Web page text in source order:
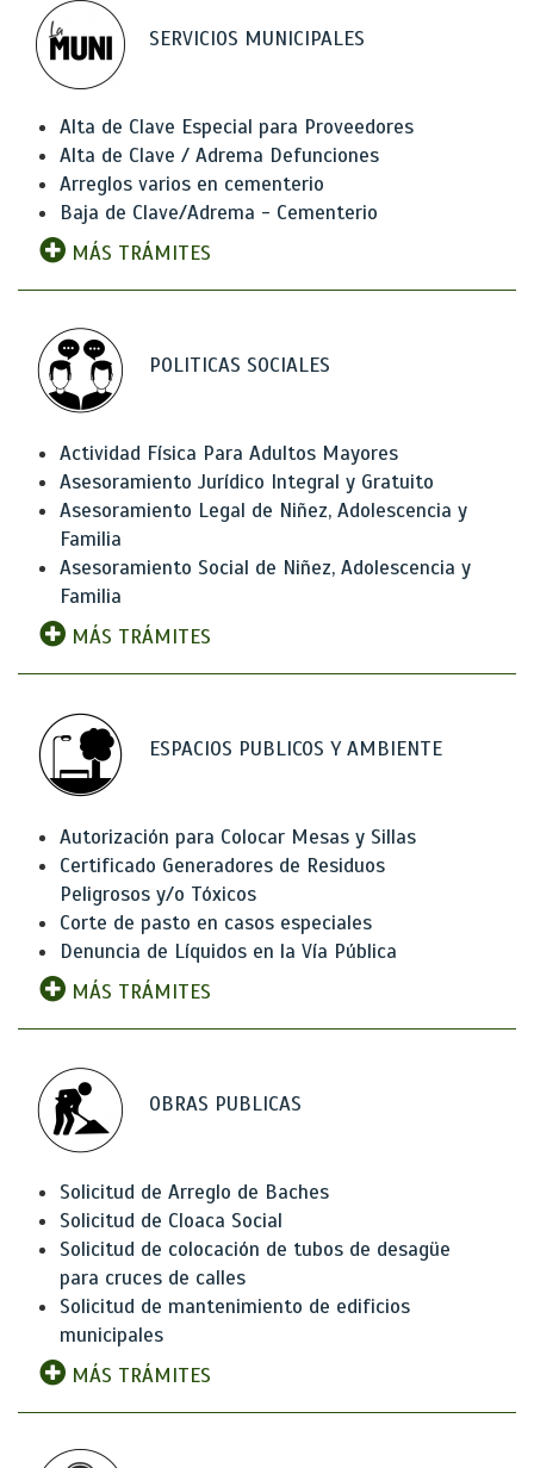
SERVICIOS MUNICIPALES
Alta de Clave Especial para Proveedores
Alta de Clave / Adrema Defunciones
Arreglos varios en cementerio
Baja de Clave/Adrema - Cementerio
MÁS TRÁMITES
POLITICAS SOCIALES
Actividad Física Para Adultos Mayores
Asesoramiento Jurídico Integral y Gratuito
Asesoramiento Legal de Niñez, Adolescencia y
Familia
Asesoramiento Social de Niñez, Adolescencia y
Familia
MÁS TRÁMITES
ESPACIOS PUBLICOS Y AMBIENTE
Autorización para Colocar Mesas y Sillas
Certificado Generadores de Residuos
Peligrosos y/o Tóxicos
Corte de pasto en casos especiales
Denuncia de Líquidos en la Vía Pública
MÁS TRÁMITES
OBRAS PUBLICAS
Solicitud de Arreglo de Baches
Solicitud de Cloaca Social
Solicitud de colocación de tubos de desagüe
para cruces de calles
Solicitud de mantenimiento de edificios
municipales
MÁS TRÁMITES